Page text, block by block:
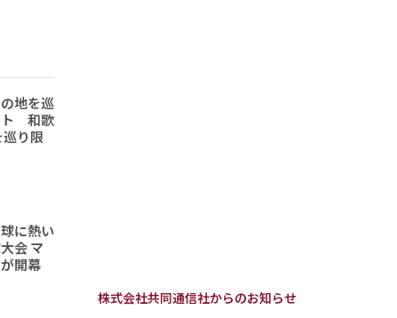
地を巡
ト 和歌
り限
に熱い
会 マ
開幕
株式会社共同通信社からのお知らせ